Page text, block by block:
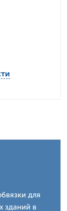
для
зданий в